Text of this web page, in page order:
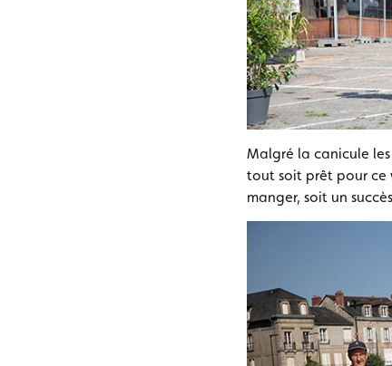
Malgré la canicule
tout soit prêt pour ce
manger, soit un